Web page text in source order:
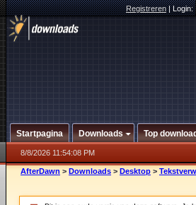
Registreren|Login:
Startpagina Downloads Top
8/8/2026 11:54:08 PM
AfterDawn > Downloads > Desktop >